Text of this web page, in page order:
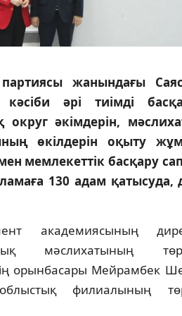
жанындағы
кәсіби әрі тиімді
әкімдерін,
өкілдерін оқыту
мемлекеттік басқару
130 адам қатысуда,
академиясының
мәслихатының
орынбасары Мейрамбек
филиалының